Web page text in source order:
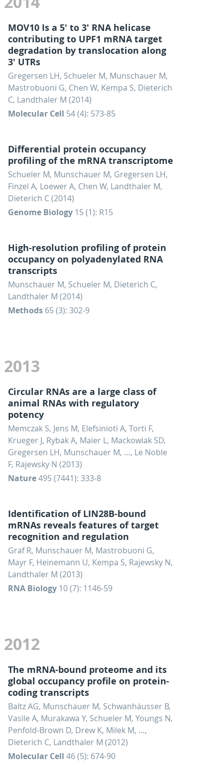
MOV10 Is a 5' to 3' RNA helicase
contributing to UPF1 mRNA target
degradation by translocation along
3' UTRs
Gregersen LH, Schueler M, Munschauer M,
Mastrobuoni G, Chen W, Kempa S, Dieterich
C, Landthaler M (2014)
Molecular Cell 54 (4): 573-85
Differential protein occupancy
profiling of the mRNA transcriptome
Schueler M, Munschauer M, Gregersen LH,
Finzel A, Loewer A, Chen W, Landthaler M,
Dieterich C (2014)
Genome Biology 15 (1): R15
High-resolution profiling of protein
occupancy on polyadenylated RNA
transcripts
Munschauer M, Schueler M, Dieterich C,
Landthaler M (2014)
Methods 65 (3): 302-9
2013
Circular RNAs are a large class of
animal RNAs with regulatory
potency
Memczak S, Jens M, Elefsinioti A, Torti F,
Krueger J, Rybak A, Maier L, Mackowiak SD,
Gregersen LH, Munschauer M, …, Le Noble
F, Rajewsky N (2013)
Nature495 (7441): 333-8
Identification of LIN28B-bound
mRNAs reveals features of target
recognition and regulation
Graf R, Munschauer M, Mastrobuoni G,
Mayr F, Heinemann U, Kempa S, Rajewsky N,
Landthaler M (2013)
RNA Biology 10 (7): 1146-59
2012
The mRNA-bound proteome and its
global occupancy profile on protein-
coding transcripts
Baltz AG, Munschauer M, Schwanhäusser B,
Vasile A, Murakawa Y, Schueler M, Youngs N,
Penfold-Brown D, Drew K, Milek M, …,
Dieterich C, Landthaler M (2012)
Molecular Cell 46 (5): 674-90